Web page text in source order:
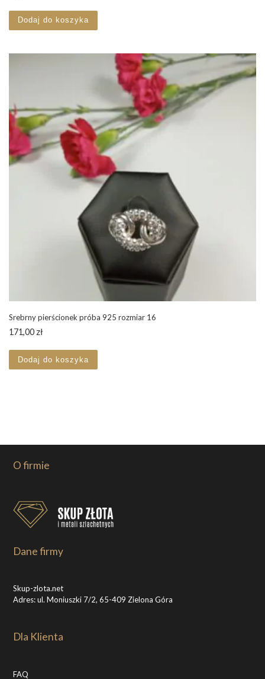
Dodaj do koszyka
Srebrny pierścionek próba 925 rozmiar 16
171,00 zł
Dodaj do koszyka
O firmie
Dane firmy
Skup-zlota.net
Adres: ul. Moniuszki 7/2, 65-409 Zielona Góra
Dla Klienta
FAQ